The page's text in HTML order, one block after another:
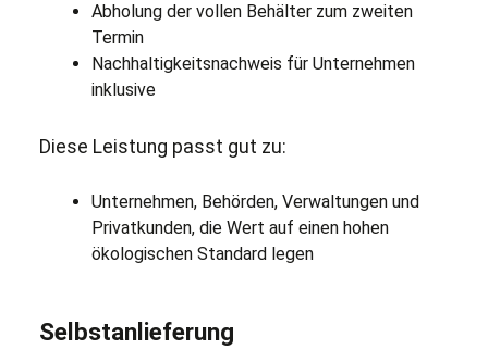
Abholung der vollen Behälter zum zweiten
Termin
Nachhaltigkeitsnachweis für Unternehmen
inklusive
Diese Leistung passt gut zu:
Unternehmen, Behörden, Verwaltungen und
Privatkunden, die Wert auf einen hohen
ökologischen Standard legen
Selbstanlieferung